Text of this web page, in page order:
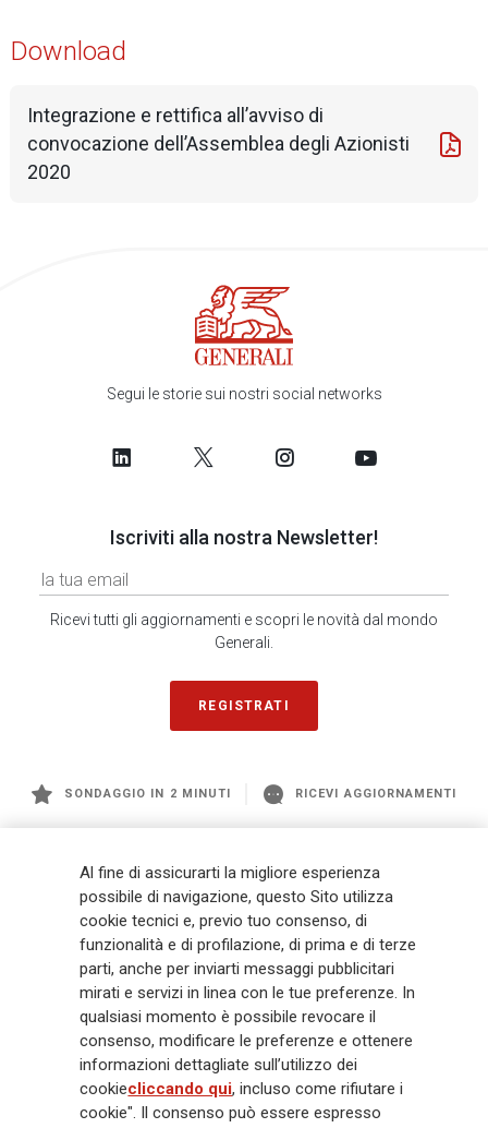
Download
Integrazione e rettifica all’avviso di
convocazione dell’Assemblea degli Azionisti
2020
Segui le storie sui nostri social networks
Iscriviti alla nostra Newsletter!
Ricevi tutti gli aggiornamenti e scopri le novità dal mondo
Generali.
REGISTRATI
SONDAGGIO IN 2 MINUTI RICEVI AGGIORNAMENTI
management a livello globale, con premi complessivi pari a € 98,1
miliardi e € 900 miliardi di AUM nel 2025. Fondato nel 1831, con oltre 88
mila dipendenti e 163 mila agenti che servono 75 milioni di clienti, il
Gruppo ha una posizione di leadership in Europa e una presenza
crescente in Asia e America. Al centro della strategia di Generali c'è il suo
impegno Lifetime Partner verso i clienti, realizzato attraverso soluzioni
innovative e personalizzate, un'esperienza cliente di prima classe e le sue
capacità di distribuzione globale digitalizzata. Il Gruppo ha
completamente integrato la sostenibilità in tutte le scelte strategiche, con
l'obiettivo di creare valore per tutti gli stakeholder mentre costruisce una
società più equa e resiliente.
Al fine di assicurarti la migliore esperienza
possibile di navigazione, questo Sito utilizza
cookie tecnici e, previo tuo consenso, di
funzionalità e di profilazione, di prima e di terze
parti, anche per inviarti messaggi pubblicitari
mirati e servizi in linea con le tue preferenze. In
qualsiasi momento è possibile revocare il
consenso, modificare le preferenze e ottenere
informazioni dettagliate sull’utilizzo dei
cookiecliccando qui, incluso come rifiutare i
cookie". Il consenso può essere espresso